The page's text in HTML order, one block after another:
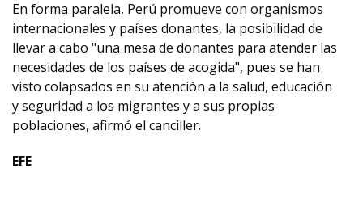
En forma paralela, Perú promueve con organismos
internacionales y países donantes, la posibilidad de
llevar a cabo "una mesa de donantes para atender las
necesidades de los países de acogida", pues se han
visto colapsados en su atención a la salud, educación
y seguridad a los migrantes y a sus propias
poblaciones, afirmó el canciller.
EFE